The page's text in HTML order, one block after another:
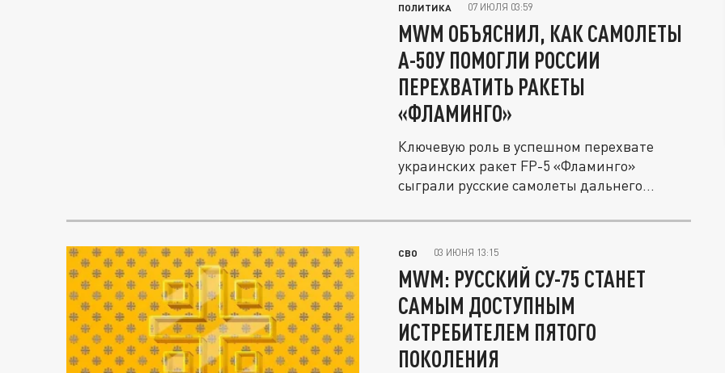
ПОЛИТИКА 07 ИЮЛЯ 03:59
MWM ОБЪЯСНИЛ, КАК САМОЛЕТЫ
А-50У ПОМОГЛИ РОССИИ
ПЕРЕХВАТИТЬ РАКЕТЫ
«ФЛАМИНГО»
Ключевую роль в успешном перехвате
украинских ракет FP-5 «Фламинго»
сыграли русские самолеты дальнего...
СВО 03 ИЮНЯ 13:15
MWM: РУССКИЙ СУ-75 СТАНЕТ
САМЫМ ДОСТУПНЫМ
ИСТРЕБИТЕЛЕМ ПЯТОГО
ПОКОЛЕНИЯ